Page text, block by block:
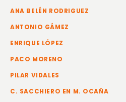
ANA BELÉN RODRIGUEZ
ANTONIO GÁMEZ
ENRIQUE LÓPEZ
PACO MORENO
PILAR VIDALES
C. SACCHIERO EN M. OCAÑA